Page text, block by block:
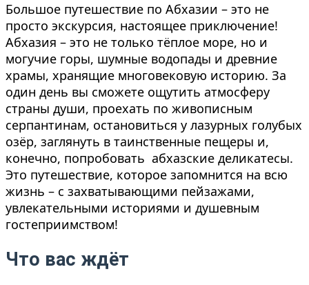
Большое путешествие по Абхазии – это не
просто экскурсия, настоящее приключение!
Абхазия – это не только тёплое море, но и
могучие горы, шумные водопады и древние
храмы, хранящие многовековую историю. За
один день вы сможете ощутить атмосферу
страны души, проехать по живописным
серпантинам, остановиться у лазурных голубых
озёр, заглянуть в таинственные пещеры и,
конечно, попробовать абхазские деликатесы.
Это путешествие, которое запомнится на всю
жизнь – с захватывающими пейзажами,
увлекательными историями и душевным
гостеприимством!
Что вас ждёт